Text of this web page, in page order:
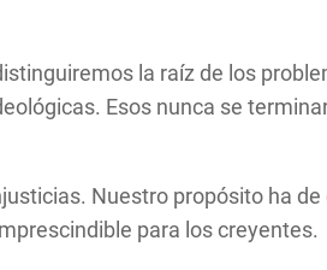
la raíz de los
Esos nunca se
Nuestro propósito ha
para los creyentes.